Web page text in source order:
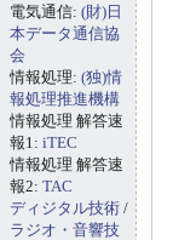
電気通信: (財)日
本データ通信協
会
情報処理: (独)情
報処理推進機構
情報処理 解答速
報1: iTEC
情報処理 解答速
報2: TAC
ディジタル技術 /
ラジオ・音響技